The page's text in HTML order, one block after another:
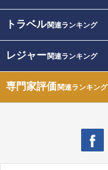
トラベル関連ランキング
レジャー関連ランキング
専門家評価関連ランキング